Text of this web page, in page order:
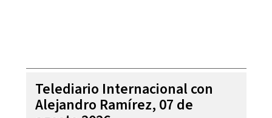
Telediario Internacional con
Alejandro Ramírez, 07 de